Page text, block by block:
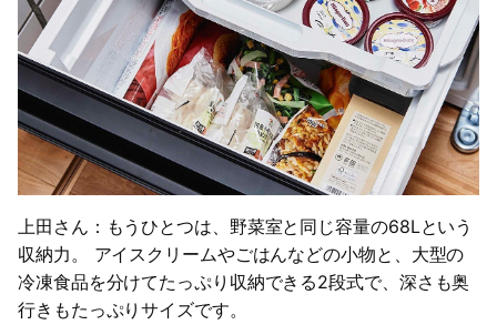
上田さん：もうひとつは、野菜室と同じ容量の68Lという
収納力。 アイスクリームやごはんなどの小物と、大型の
冷凍食品を分けてたっぷり収納できる2段式で、深さも奥
行きもたっぷりサイズです。